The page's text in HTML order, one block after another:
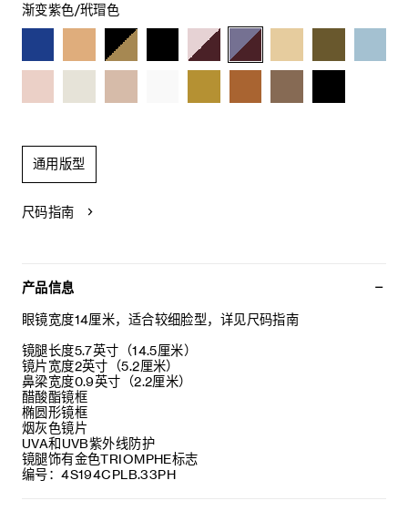
渐变紫色/玳瑁色
通用版型
尺码指南
产品信息
眼镜宽度14厘米，适合较细脸型，详见尺码指南
镜腿长度5.7英寸（14.5厘米）
镜片宽度2英寸（5.2厘米）
鼻梁宽度0.9英寸（2.2厘米）
醋酸酯镜框
椭圆形镜框
烟灰色镜片
UVA和UVB紫外线防护
镜腿饰有金色TRIOMPHE标志
编号：4S194CPLB.33PH